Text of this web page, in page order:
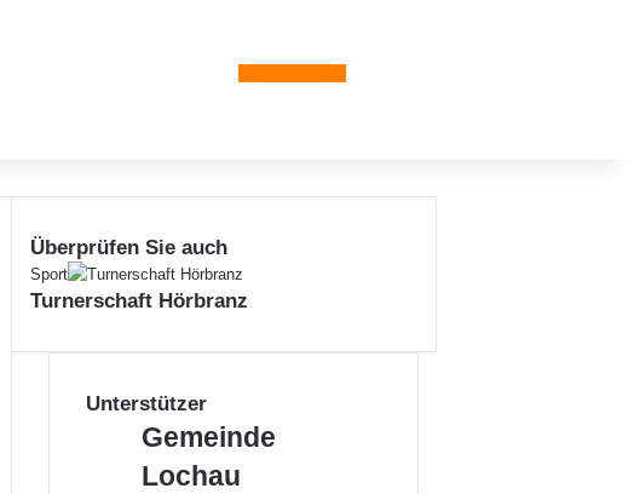
Überprüfen Sie auch
Schließen
Sport
Turnerschaft Hörbranz
Unterstützer
Gemeinde
Gemeinde
Lochau